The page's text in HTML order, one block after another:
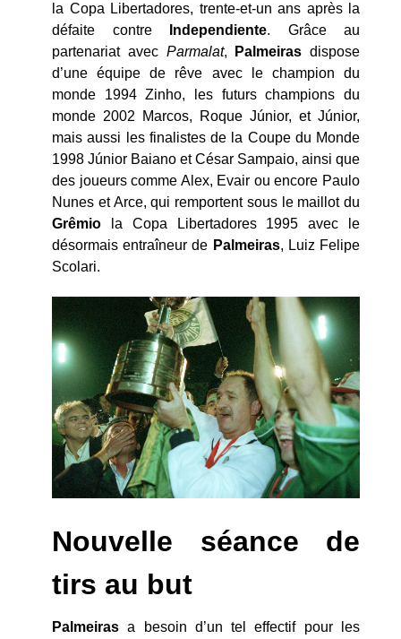
la Copa Libertadores, trente-et-un ans après la
défaite contre
Independiente. Grâce au
partenariat avec Parmalat, Palmeiras dispose
d’une équipe de rêve avec le champion du
monde 1994 Zinho, les futurs champions du
monde 2002 Marcos, Roque Júnior, et Júnior,
mais aussi les finalistes de la Coupe du Monde
1998 Júnior Baiano et César Sampaio, ainsi que
des joueurs comme Alex, Evair ou encore Paulo
Nunes et Arce, qui remportent sous le maillot du
Grêmio la Copa Libertadores 1995 avec le
désormais entraîneur de Palmeiras, Luiz Felipe
Scolari.
Nouvelle séance de
tirs au but
Palmeiras a besoin d’un tel effectif pour les